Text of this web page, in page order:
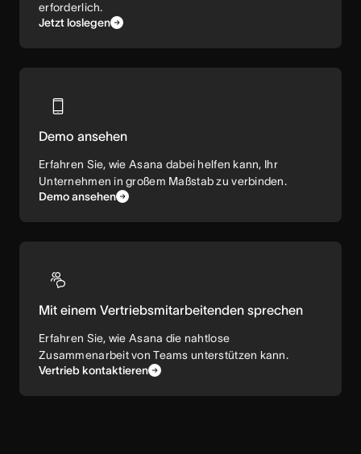
erforderlich.
Jetzt loslegen
Demo ansehen
Erfahren Sie, wie Asana dabei helfen kann, Ihr
Unternehmen in großem Maßstab zu verbinden.
Demo ansehen
Mit einem Vertriebsmitarbeitenden sprechen
Erfahren Sie, wie Asana die nahtlose
Zusammenarbeit von Teams unterstützen kann.
Vertrieb kontaktieren